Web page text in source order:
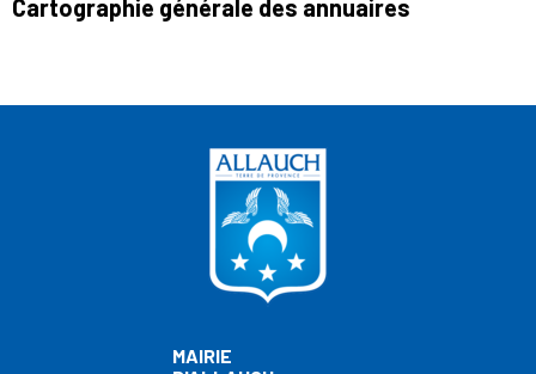
Cartographie générale des annuaires
MAIRIE